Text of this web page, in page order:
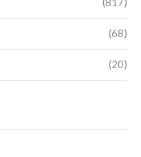
(68)
(20)